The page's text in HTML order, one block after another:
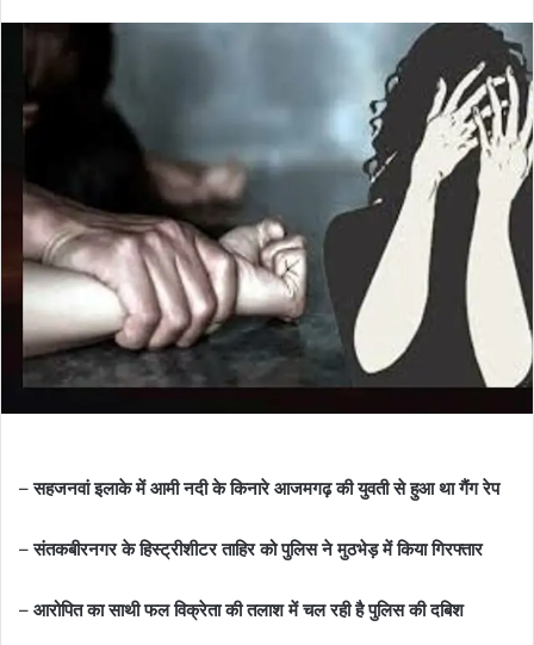
–सहजनवां इलाके में आमी नदी के किनारे आजमगढ़ की युवती से हुआ था गैंग रेप
–संतकबीरनगर के हिस्ट्रीशीटर ताहिर को पुलिस ने मुठभेड़ में किया गिरफ्तार
– आरोपित का साथी फल विक्रेता की तलाश में चल रही है पुलिस की दबिश